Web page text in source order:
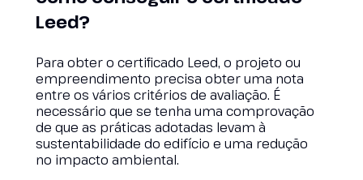
Leed?
Para obter o certificado Leed, o projeto ou
empreendimento precisa obter uma nota
entre os vários critérios de avaliação. É
necessário que se tenha uma comprovação
de que as práticas adotadas levam à
sustentabilidade do edifício e uma redução
no impacto ambiental.